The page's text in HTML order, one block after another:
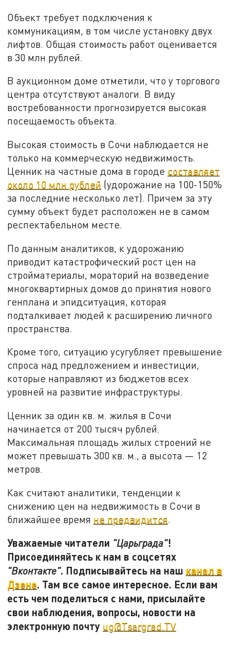
Объект требует подключения к
коммуникациям, в том числе установку двух
лифтов. Общая стоимость работ оценивается
в 30 млн рублей.
В аукционном доме отметили, что у торгового
центра отсутствуют аналоги. В виду
востребованности прогнозируется высокая
посещаемость объекта.
Высокая стоимость в Сочи наблюдается не
только на коммерческую недвижимость.
Ценник на частные дома в городе составляет
около 10 млн рублей (удорожание на 100-150%
за последние несколько лет). Причем за эту
сумму объект будет расположен не в самом
респектабельном месте.
По данным аналитиков, к удорожанию
приводит катастрофический рост цен на
стройматериалы, мораторий на возведение
многоквартирных домов до принятия нового
генплана и эпидситуация, которая
подталкивает людей к расширению личного
пространства.
Кроме того, ситуацию усугубляет превышение
спроса над предложением и инвестиции,
которые направляют из бюджетов всех
уровней на развитие инфраструктуры.
Ценник за один кв. м. жилья в Сочи
начинается от 200 тысяч рублей.
Максимальная площадь жилых строений не
может превышать 300 кв. м., а высота — 12
метров.
Как считают аналитики, тенденции к
снижению цен на недвижимость в Сочи в
ближайшее время не предвидится.
Уважаемые читатели "Царьграда"!
Присоединяйтесь к нам в соцсетях
"Вконтакте". Подписывайтесь на наш канал в
Дзене. Там все самое интересное. Если вам
есть чем поделиться с нами, присылайте
свои наблюдения, вопросы, новости на
электронную почту ug@Tsargrad.TV